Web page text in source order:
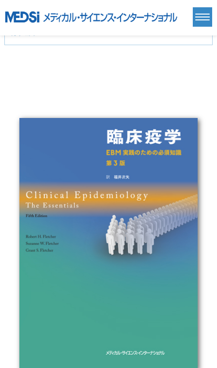
基礎医学(93)
基礎医学関連科学(80)
自然科学(25)
医療技術(16)
歯科学(3)
保健・体育(1)
医学一般(91) マルチメディア(0)